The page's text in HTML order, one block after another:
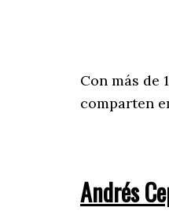
Con más de
comparten
Andrés